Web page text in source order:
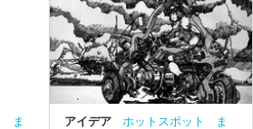
ま
アイデア ホットスポット
ま